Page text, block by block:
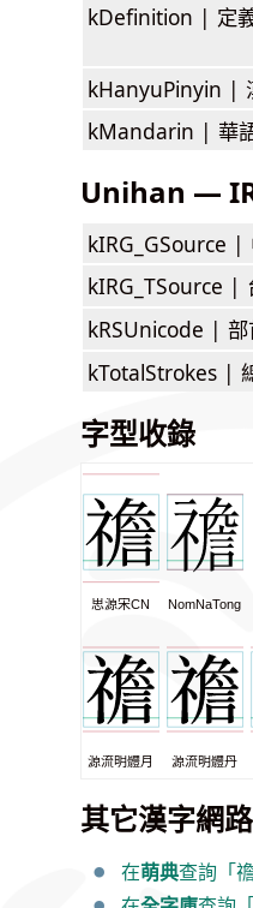
kDefinition | 定
kHanyuPinyin |
kMandarin | 華
Unihan —
kIRG_GSource |
kIRG_TSource |
kRSUnicode |
kTotalStrokes |
字型收錄
思源宋CN NomNaTong
源流明體月 源流明體丹
其它漢字網
在萌典查詢「